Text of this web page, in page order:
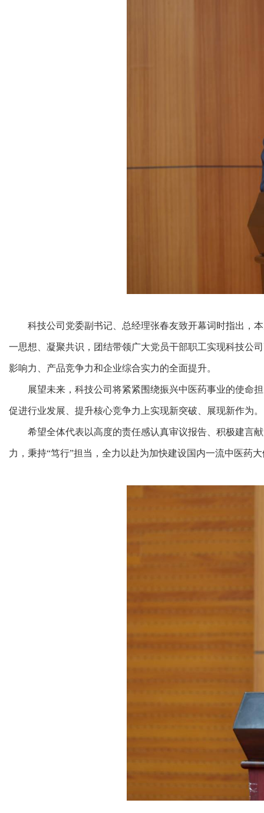
科技公司党委副书记、总经理张春友致开幕词时指出，
一思想、凝聚共识，团结带领广大党员干部职工实现科技公
影响力、产品竞争力和企业综合实力的全面提升。
展望未来，科技公司将紧紧围绕振兴中医药事业的使命
促进行业发展、提升核心竞争力上实现新突破、展现新作为。
希望全体代表以高度的责任感认真审议报告、积极建言
力，秉持“笃行”担当，全力以赴为加快建设国内一流中医药